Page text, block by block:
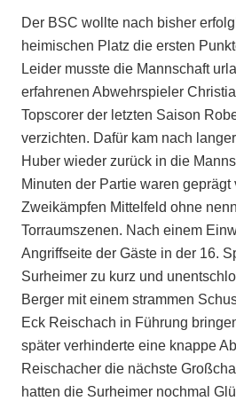
Der BSC wollte nach bisher
heimischen Platz die ersten
Leider musste die Mannschaft
erfahrenen Abwehrspieler
Topscorer der letzten Saison
verzichten. Dafür kam nach
Huber wieder zurück in die
Minuten der Partie waren geprägt
Zweikämpfen Mittelfeld ohne
Torraumszenen. Nach einem
Angriffseite der Gäste in der 16.
Surheimer zu kurz und
Berger mit einem strammen
Eck Reischach in Führung
später verhinderte eine knappe
Reischacher die nächste
hatten die Surheimer nochmal